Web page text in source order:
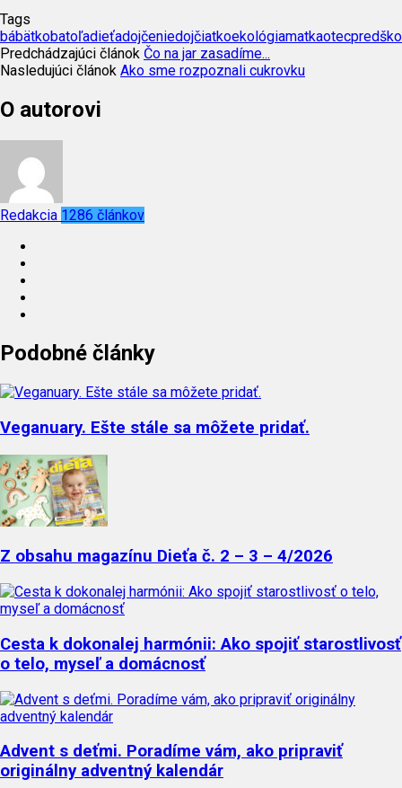
Tags
bábätkobatoľadieťadojčeniedojčiatkoekológiamatkaotec
Predchádzajúci článok Čo na jar zasadíme...
Nasledujúci článok Ako sme rozpoznali cukrovku
O autorovi
Redakcia 1286 článkov
Podobné články
Veganuary. Ešte stále sa môžete pridať.
Z obsahu magazínu Dieťa č. 2 – 3 – 4/2026
Cesta k dokonalej harmónii: Ako spojiť starostlivosť
o telo, myseľ a domácnosť
Advent s deťmi. Poradíme vám, ako pripraviť
originálny adventný kalendár